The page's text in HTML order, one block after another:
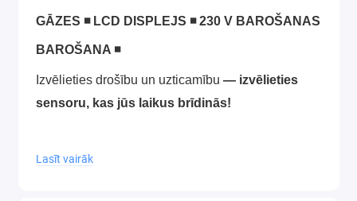
GĀZES ◾ LCD DISPLEJS ◾ 230 V BAROŠANAS
BAROŠANA ◾
Izvēlieties drošību un uzticamību — izvēlieties
sensoru, kas jūs laikus brīdinās!
Lasīt vairāk